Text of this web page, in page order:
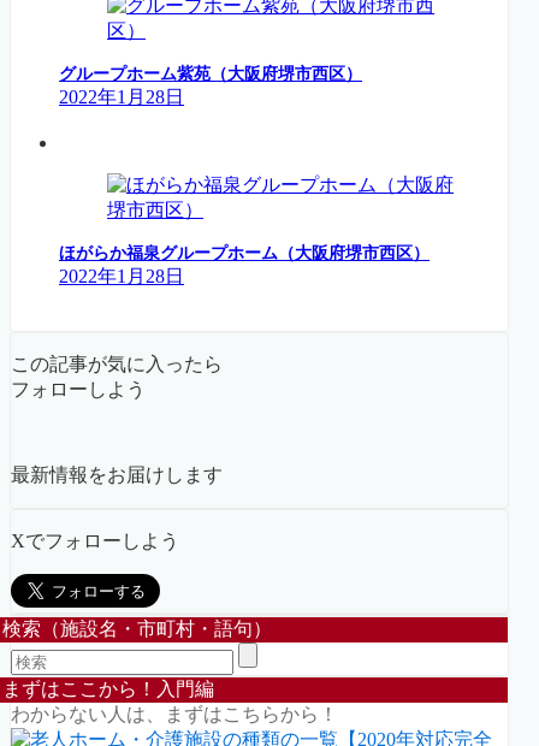
グループホーム紫苑（大阪府堺市西区）
2022年1月28日
ほがらか福泉グループホーム（大阪府堺市西区）
2022年1月28日
この記事が気に入ったら
フォローしよう
最新情報をお届けします
Xでフォローしよう
検索（施設名・市町村・語句）
まずはここから！入門編
わからない人は、まずはこちらから！